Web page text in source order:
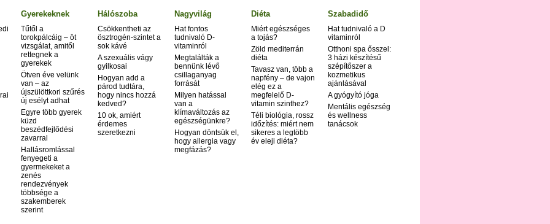
Gyerekeknek
Tűtől a
torokpálcáig – öt
vizsgálat, amitől
rettegnek a
gyerekek
Ötven éve velünk
van – az
újszülöttkori szűrés
új esélyt adhat
Egyre több gyerek
küzd
beszédfejlődési
zavarral
Hallásromlással
fenyegeti a
gyermekeket a
zenés
rendezvények
többsége a
szakemberek
szerint
Hálószoba
Csökkentheti az
ösztrogén-szintet a
sok kávé
A szexuális vágy
gyilkosai
Hogyan add a
párod tudtára,
hogy nincs hozzá
kedved?
10 ok, amiért
érdemes
szeretkezni
Nagyvilág
Hat fontos
tudnivaló D-
vitaminról
Megtalálták a
bennünk lévő
csillaganyag
forrását
Milyen hatással
van a
klímaváltozás az
egészségünkre?
Hogyan döntsük el,
hogy allergia vagy
megfázás?
Diéta
Miért egészséges
a tojás?
Zöld mediterrán
diéta
Tavasz van, több a
napfény – de vajon
elég ez a
megfelelő D-
vitamin szinthez?
Téli biológia, rossz
időzítés: miért nem
sikeres a legtöbb
év eleji diéta?
Szabadidő
Hat tudnivaló a D
vitaminról
Otthoni spa ősszel:
3 házi készítésű
szépítőszer a
kozmetikus
ajánlásával
A gyógyító jóga
Mentális egészség
és wellness
tanácsok